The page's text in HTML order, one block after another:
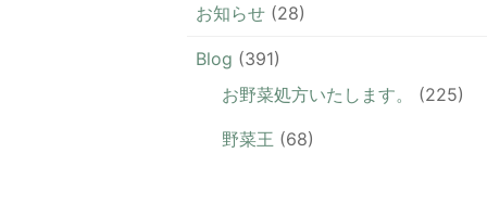
お知らせ (28)
Blog (391)
お野菜処方いたします。
(225)
野菜王 (68)